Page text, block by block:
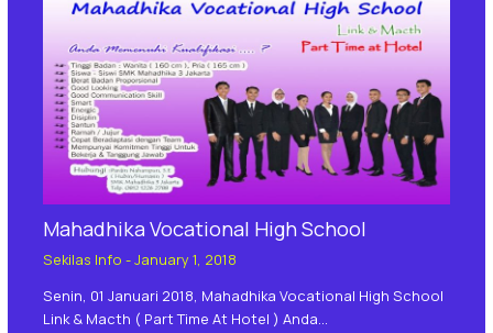
Mahadhika Vocational High School
Sekilas Info -January 1, 2018
Senin, 01 Januari 2018, Mahadhika Vocational High School
Link & Macth ( Part Time At Hotel ) Anda…